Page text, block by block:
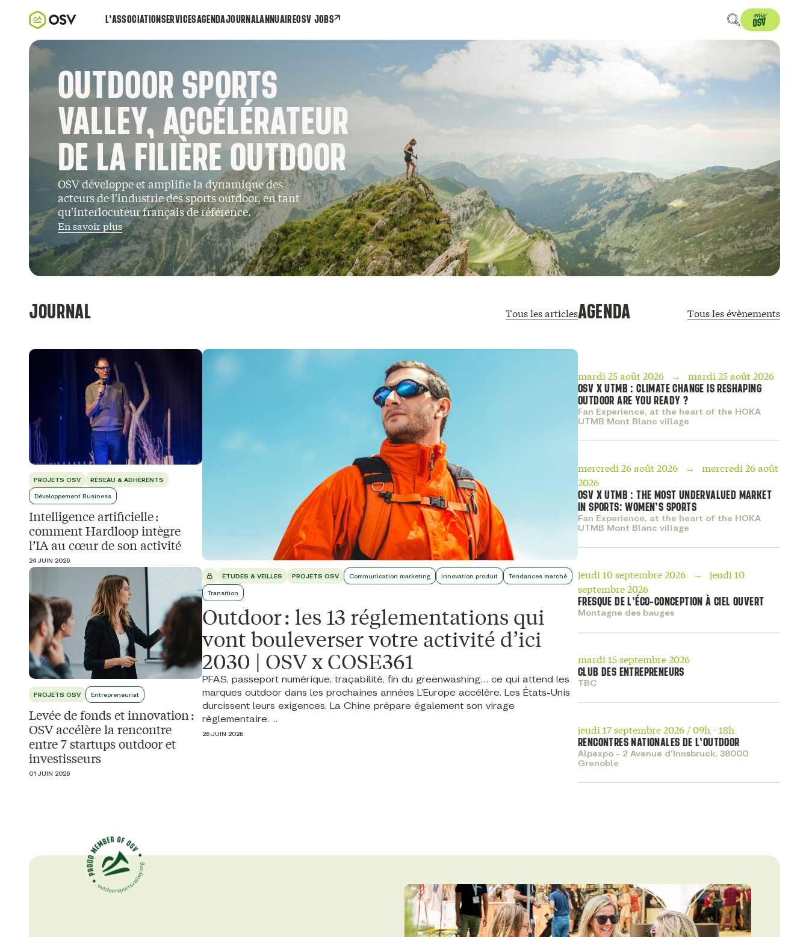
L’ASSOCIATIONSERVICESAGENDAJOURNALANNUAIREOSV JOBS
OUTDOOR SPORTS
VALLEY, ACCÉLÉRATEUR
DE LA FILIÈRE OUTDOOR
OSV développe et amplifie la dynamique des
acteurs de l'industrie des sports outdoor, en tant
qu'interlocuteur français de référence.
En savoir plus
JOURNAL Tous les articles
PROJETS OSV RÉSEAU & ADHÉRENTS
Développement Business
Intelligence artificielle :
comment Hardloop intègre
l’IA au cœur de son activité
24 JUIN 2026
PROJETS OSV Entrepreneuriat
Levée de fonds et innovation :
OSV accélère la rencontre
entre 7 startups outdoor et
investisseurs
01 JUIN 2026
ÉTUDES & VEILLES PROJETS OSV Communication marketing Innovation produit Tendances marché
Transition
Outdoor : les 13 réglementations qui
vont bouleverser votre activité d’ici
2030 | OSV x COSE361
PFAS, passeport numérique, traçabilité, fin du greenwashing… ce qui attend les
marques outdoor dans les prochaines années L’Europe accélère. Les États-Unis
durcissent leurs exigences. La Chine prépare également son virage
réglementaire. ...
26 JUIN 2026
AGENDA Tous les évènements
mardi 25 août 2026 → mardi 25 août 2026
OSV X UTMB : CLIMATE CHANGE IS RESHAPING
OUTDOOR ARE YOU READY ?
Fan Experience, at the heart of the HOKA
UTMB Mont Blanc village
mercredi 26 août 2026 → mercredi 26 août
2026
OSV X UTMB : THE MOST UNDERVALUED MARKET
IN SPORTS: WOMEN’S SPORTS
Fan Experience, at the heart of the HOKA
UTMB Mont Blanc village
jeudi 10 septembre 2026 → jeudi 10
septembre 2026
FRESQUE DE L’ÉCO-CONCEPTION À CIEL OUVERT
Montagne des bauges
mardi 15 septembre 2026
CLUB DES ENTREPRENEURS
TBC
jeudi 17 septembre 2026 / 09h - 18h
RENCONTRES NATIONALES DE L’OUTDOOR
Alpexpo - 2 Avenue d'Innsbruck, 38000
Grenoble